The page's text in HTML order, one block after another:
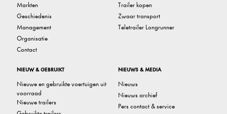
Markten
Geschiedenis
Management
Organisatie
Contact
Trailer kopen
Zwaar transport
Teletrailer Longrunner
NIEUW & GEBRUIKT
Nieuwe en gebruikte voertuigen uit
voorraad
Nieuwe trailers
NIEUWS & MEDIA
Nieuws
Nieuws archief
Pers contact & service